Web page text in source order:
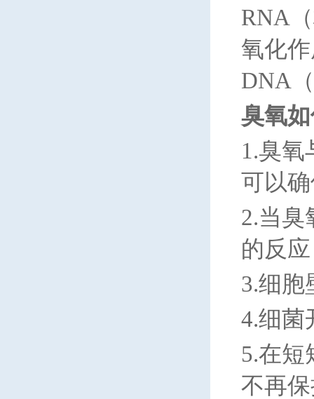
RNA
氧化
DNA
臭氧
1.臭氧
可以
2.当臭
的反
3.细胞
4.细菌
5.在短
不再